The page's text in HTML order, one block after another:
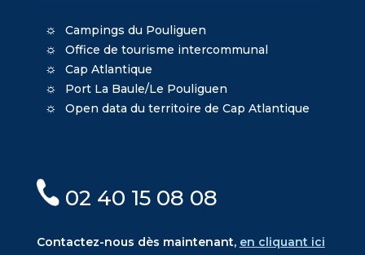
Campings du Pouliguen
Office de tourisme intercommunal
Cap Atlantique
Port La Baule/Le Pouliguen
Open data du territoire de Cap Atlantique
02 40 15 08 08
Contactez-nous dès maintenant, en cliquant ici